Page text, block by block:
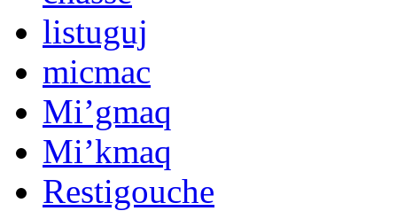
listuguj
micmac
Mi’gmaq
Mi’kmaq
Restigouche